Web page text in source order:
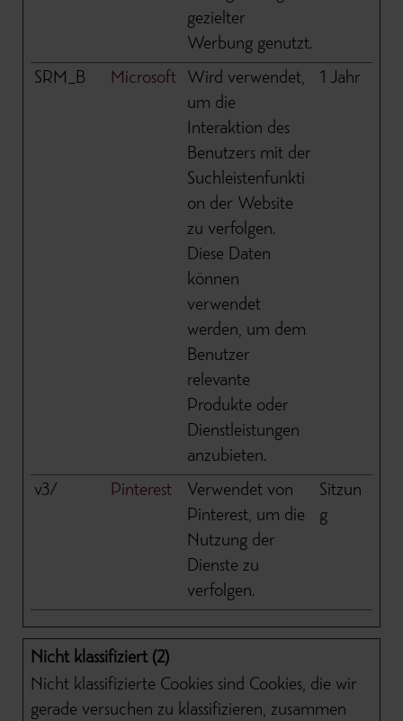
gezielter
Werbung genutzt.
SRM_B Microsoft
Wird verwendet,
um die
Interaktion des
Benutzers mit der
Suchleistenfunkti
on der Website
zu verfolgen.
Diese Daten
können
verwendet
werden, um dem
Benutzer
relevante
Produkte oder
Dienstleistungen
anzubieten.
1 Jahr
v3/ Pinterest
Verwendet von
Pinterest, um die
Nutzung der
Dienste zu
verfolgen.
Sitzun
g
Nicht klassifiziert (2)
Nicht klassifizierte Cookies sind Cookies, die wir
gerade versuchen zu klassifizieren, zusammen